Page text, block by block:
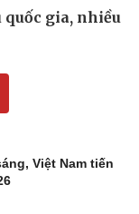
- Điện ảnh
gia, nhiều
Việt Nam tiến